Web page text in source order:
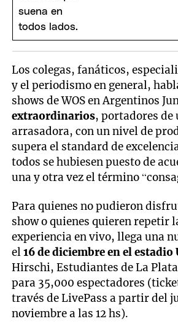
Los colegas, fanáticos,
y el periodismo en general,
shows de WOS en Argentinos
extraordinarios, portadores de
arrasadora, con un nivel de
supera el standard de
todos se hubiesen puesto de
una y otra vez el término
Para quienes no pudieron
show o quienes quieren repetir
experiencia en vivo, llega una
el16 de diciembre en el estadio
Hirschi, Estudiantes de La
para 35,000 espectadores
través de LivePass a partir del
noviembre a las 12 hs).